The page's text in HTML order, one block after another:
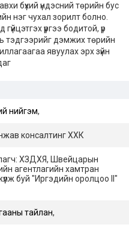
бүхий үндэсний төрийн бус
нэг чухал зорилт болно.
үүргээ бодитой, үр
тэдгээрийг дэмжих төрийн
явуулах эрх зүйн
нийгэм,
консалтинг ХХК
ХЗДХЯ, Швейцарын
агентлагийн хамтран
буй "Иргэдийн оролцоо II"
тайлан,